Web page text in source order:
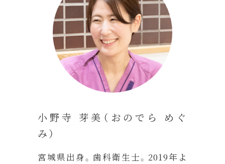
小野寺 芽美（おのでら めぐ
み）
宮城県出身。歯科衛生士。2019年よ